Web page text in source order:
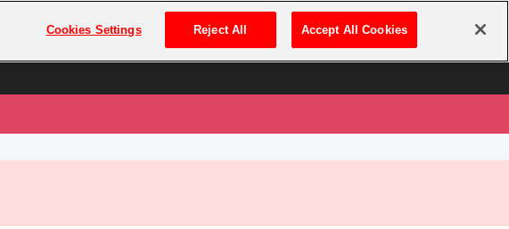
プレミアム会員とは ログイン・新規登録
Cookies Settings Reject All Accept All Cookies